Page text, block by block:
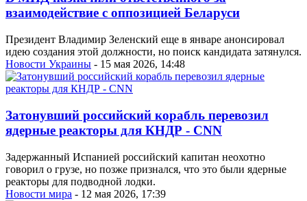
взаимодействие с оппозицией Беларуси
Президент Владимир Зеленский еще в январе анонсировал
идею создания этой должности, но поиск кандидата затянулся.
Новости Украины - 15 мая 2026, 14:48
Затонувший российский корабль перевозил
ядерные реакторы для КНДР - CNN
Задержанный Испанией российский капитан неохотно
говорил о грузе, но позже признался, что это были ядерные
реакторы для подводной лодки.
Новости мира - 12 мая 2026, 17:39